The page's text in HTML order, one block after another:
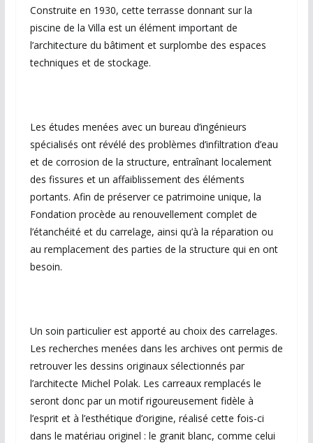
Construite en 1930, cette terrasse donnant sur la
piscine de la Villa est un élément important de
l’architecture du bâtiment et surplombe des espaces
techniques et de stockage.
Les études menées avec un bureau d’ingénieurs
spécialisés ont révélé des problèmes d’infiltration d’eau
et de corrosion de la structure, entraînant localement
des fissures et un affaiblissement des éléments
portants. Afin de préserver ce patrimoine unique, la
Fondation procède au renouvellement complet de
l’étanchéité et du carrelage, ainsi qu’à la réparation ou
au remplacement des parties de la structure qui en ont
besoin.
Un soin particulier est apporté au choix des carrelages.
Les recherches menées dans les archives ont permis de
retrouver les dessins originaux sélectionnés par
l’architecte Michel Polak. Les carreaux remplacés le
seront donc par un motif rigoureusement fidèle à
l’esprit et à l’esthétique d’origine, réalisé cette fois-ci
dans le matériau originel : le granit blanc, comme celui